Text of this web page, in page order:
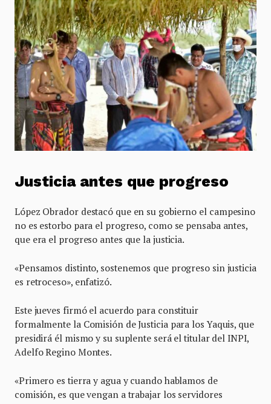
Justicia antes que progreso
López Obrador destacó que en su gobierno el campesino
no es estorbo para el progreso, como se pensaba antes,
que era el progreso antes que la justicia.
«Pensamos distinto, sostenemos que progreso sin justicia
es retroceso», enfatizó.
Este jueves firmó el acuerdo para constituir
formalmente la Comisión de Justicia para los Yaquis, que
presidirá él mismo y su suplente será el titular del INPI,
Adelfo Regino Montes.
«Primero es tierra y agua y cuando hablamos de
comisión, es que vengan a trabajar los servidores